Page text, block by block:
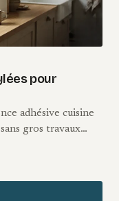
pour
adhésive cuisine
sans gros travaux…